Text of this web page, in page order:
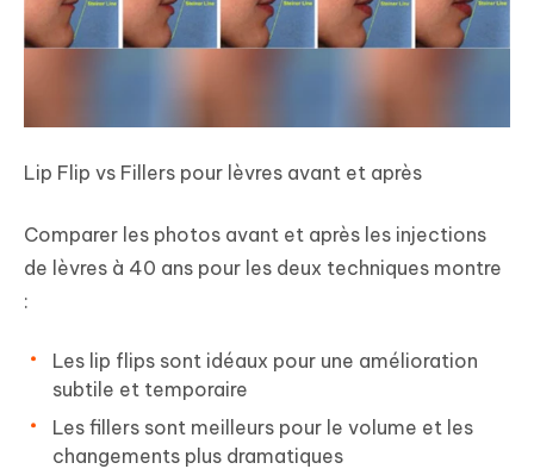
Lip Flip vs Fillers pour lèvres avant et après
Comparer les photos avant et après les injections
de lèvres à 40 ans pour les deux techniques montre
:
Les lip flips sont idéaux pour une amélioration
subtile et temporaire
Les fillers sont meilleurs pour le volume et les
changements plus dramatiques